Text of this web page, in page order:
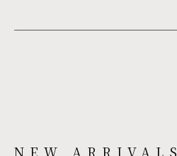
NEW ARRIVALS